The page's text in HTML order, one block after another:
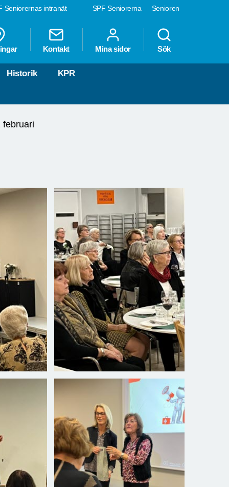
SPF Seniorerna Senioren
Seniorernas intranät
Kontakt Mina sidor Sök
Historik KPR
februari